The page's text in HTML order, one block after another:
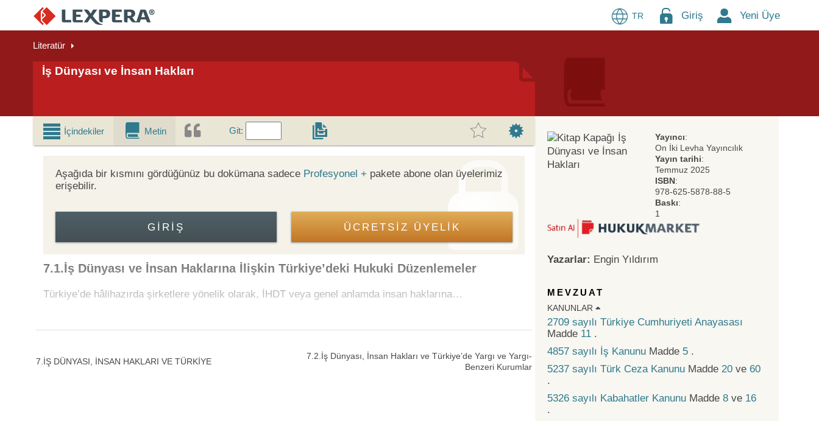
TR Giriş Yeni Üye
Literatür
İş Dünyası ve İnsan Hakları
İçindekiler Metin Git:
Aşağıda bir kısmını gördüğünüz bu dokümana sadece Profesyonel + pakete abone olan üyelerimiz
erişebilir.
GIRIŞ ÜCRETSİZ ÜYELİK
7.1.İş Dünyası ve İnsan Haklarına İlişkin Türkiye’deki Hukuki Düzenlemeler
Türkiye’de hâlihazırda şirketlere yönelik olarak, İHDT veya genel anlamda insan haklarına…
7.İŞ DÜNYASI, İNSAN HAKLARI VE TÜRKİYE
7.2.İş Dünyası, İnsan Hakları ve Türkiye’de Yargı ve Yargı-
Benzeri Kurumlar
Yayıncı:
On İki Levha Yayıncılık
Yayın tarihi:
Temmuz 2025
ISBN:
978-625-5878-88-5
Baskı:
1
Yazarlar: Engin Yıldırım
MEVZUAT
KANUNLAR
2709 sayılı Türkiye Cumhuriyeti Anayasası
Madde 11 .
4857 sayılı İş Kanunu Madde 5 .
5237 sayılı Türk Ceza Kanunu Madde 20 ve 60
.
5326 sayılı Kabahatler Kanunu Madde 8 ve 16
.